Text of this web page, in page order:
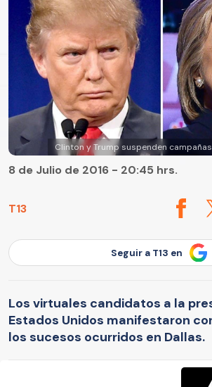
Clinton y Trump suspenden
T13
8 de Julio de 2016 - 20:45 hrs.
Seguir a T13 en
Los virtuales candidatos a la
Estados Unidos manifestaron
los sucesos ocurridos en Dallas.